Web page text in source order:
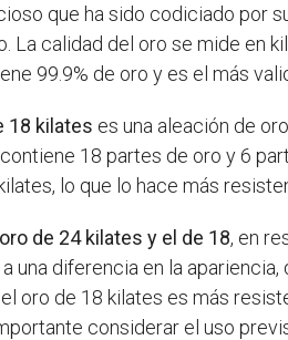
que ha sido codiciado por
La calidad del oro se mide en
99.9% de oro y es el más
18 kilates es una aleación de
18 partes de oro y 6
lo que lo hace más
de 24 kilates y el de 18, en
una diferencia en la
oro de 18 kilates es más
considerar el uso